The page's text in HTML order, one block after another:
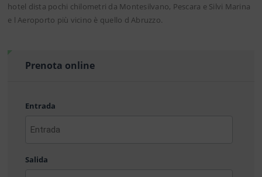
hotel dista pochi chilometri da Montesilvano, Pescara e Silvi Marina
e l Aeroporto più vicino è quello d Abruzzo.
Prenota online
Entrada
AAAA
MM
Salida